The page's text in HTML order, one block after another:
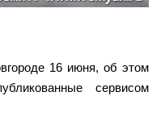
16 июня, об этом
сервисом